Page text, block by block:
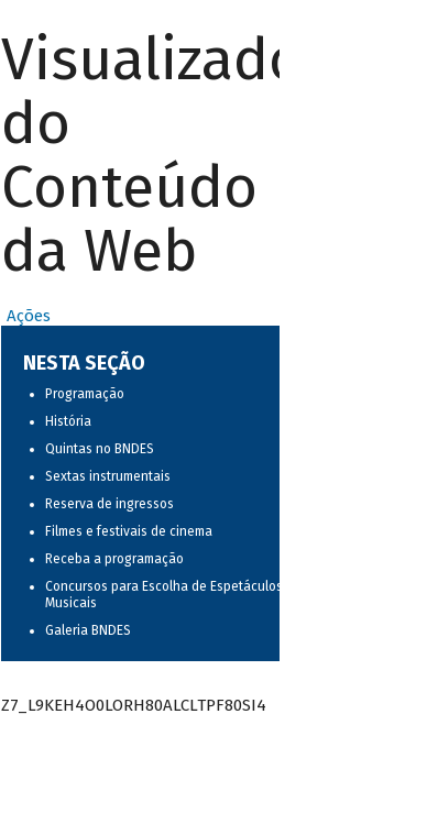
Visualizador
do
Conteúdo
da Web
Ações
NESTA SEÇÃO
Programação
História
Quintas no BNDES
Sextas instrumentais
Reserva de ingressos
Filmes e festivais de cinema
Receba a programação
Concursos para Escolha de Espetáculos
Musicais
Galeria BNDES
Z7_L9KEH4O0LORH80ALCLTPF80SI4